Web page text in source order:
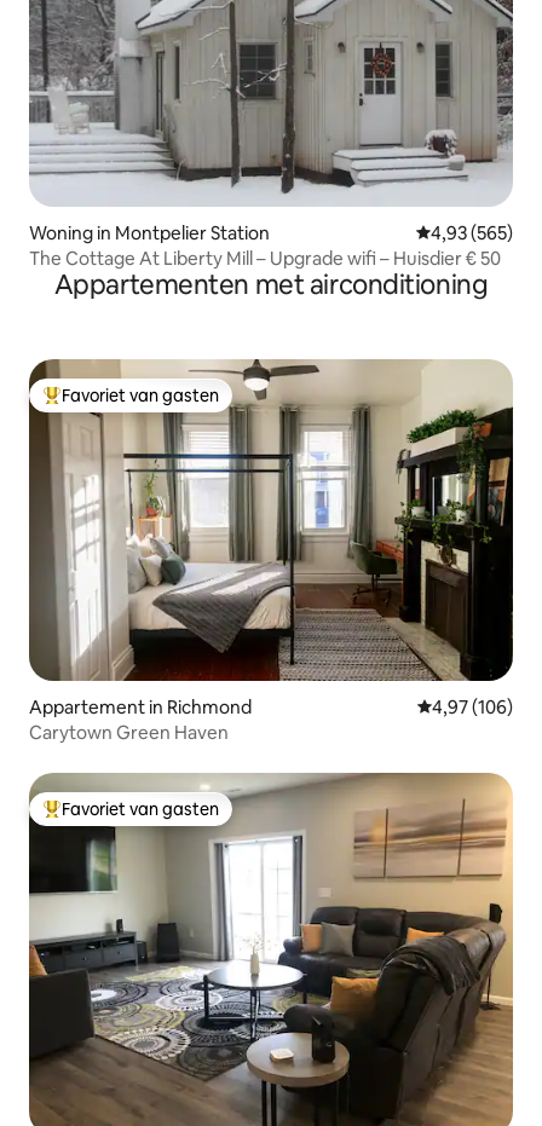
Woning in Montpelier Station Gemiddelde
4,93 (565)
The Cottage At Liberty Mill – Upgrade wifi – Huisdier € 50
Appartementen met airconditioning
Topfavoriet van gasten
Favoriet van gasten
Appartement in Richmond Gemiddelde
4,97 (106)
Carytown Green Haven
Topfavoriet van gasten
Favoriet van gasten